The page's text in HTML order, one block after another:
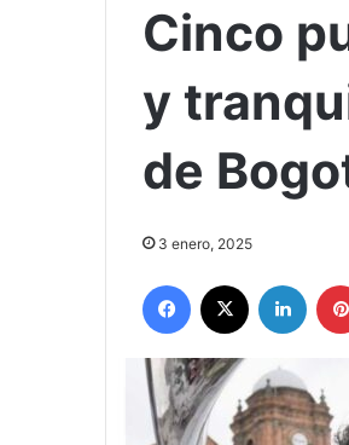
Cinco
y
de
3 enero, 2025
Facebook